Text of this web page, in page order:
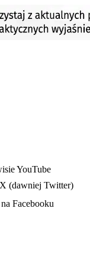
YouTube
(dawniej Twitter)
Facebooku